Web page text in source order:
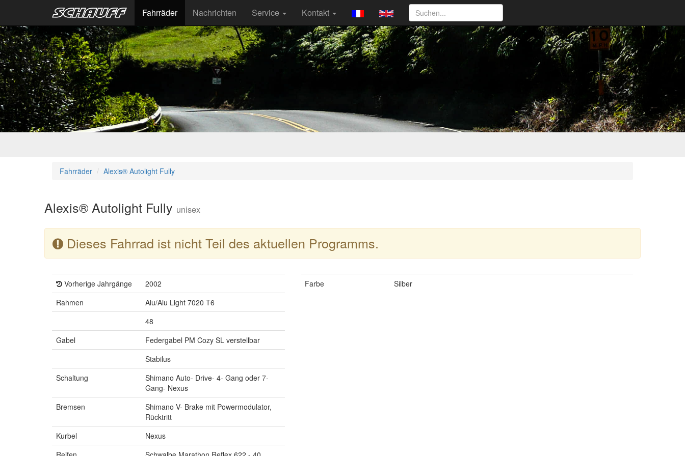
Fahrräder Nachrichten Service Kontakt
Fahrräder Alexis® Autolight Fully
Alexis® Autolight Fully unisex
Dieses Fahrrad ist nicht Teil des aktuellen Programms.
Vorherige Jahrgänge
2002
Rahmen
Alu/Alu Light 7020 T6
48
Gabel
Federgabel PM Cozy SL verstellbar
Stabilus
Schaltung
Shimano Auto- Drive- 4- Gang oder 7-
Gang- Nexus
Bremsen
Shimano V- Brake mit Powermodulator,
Rücktritt
Kurbel
Nexus
Farbe Silber